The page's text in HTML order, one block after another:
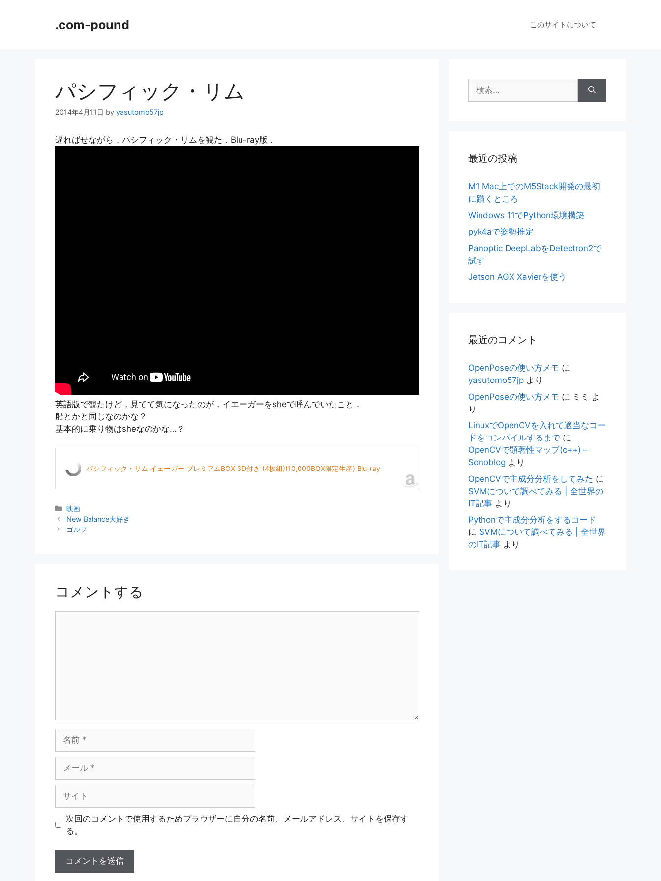
.com-pound このサイトについて
パシフィック・リム
2014年4月11日 by yasutomo57jp
遅ればせながら，パシフィック・リムを観た．Blu-ray版．
英語版で観たけど，見てて気になったのが，イエーガーをsheで呼んでいたこと．
船とかと同じなのかな？
基本的に乗り物はsheなのかな…？
パシフィック・リム イェーガー プレミアムBOX 3D付き (4枚組)(10,000BOX限定生産) Blu-ray
カ
テ
ゴ
映画
New Balance大好き
ゴルフ
コメントする
ル
次回のコメントで使用するためブラウザーに自分の名前、メールアドレス、サイトを保存す
る。
索:
最近の投稿
M1 Mac上でのM5Stack開発の最初
に躓くところ
Windows 11でPython環境構築
pyk4aで姿勢推定
Panoptic DeepLabをDetectron2で
試す
Jetson AGX Xavierを使う
最近のコメント
OpenPoseの使い方メモ に
yasutomo57jp より
OpenPoseの使い方メモ に ミミ よ
り
LinuxでOpenCVを入れて適当なコー
ドをコンパイルするまで に
OpenCVで顕著性マップ(c++) –
Sonoblog より
OpenCVで主成分分析をしてみた に
SVMについて調べてみる | 全世界の
IT記事 より
Pythonで主成分分析をするコード
に SVMについて調べてみる | 全世界
のIT記事 より